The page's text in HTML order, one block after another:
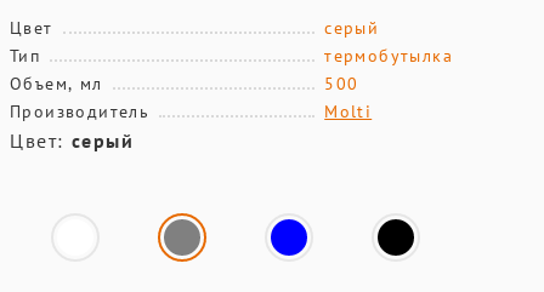
Цвет
серый
Тип
термобутылка
Объем, мл
500
Производитель
Molti
Цвет: серый